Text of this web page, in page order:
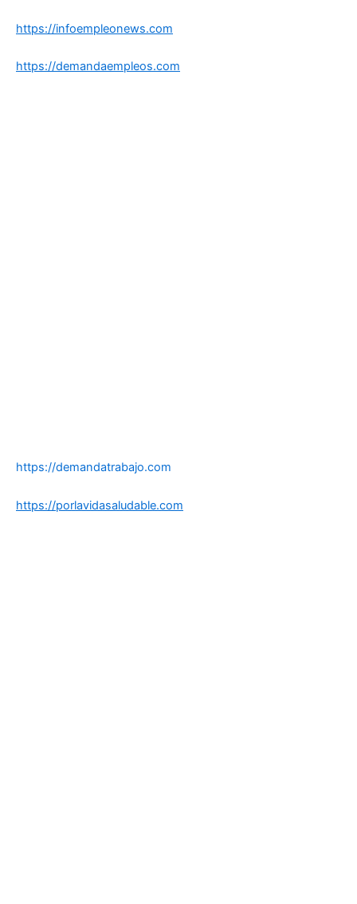
https://infoempleonews.com
https://demandaempleos.com
https://demandatrabajo.com
https://porlavidasaludable.com